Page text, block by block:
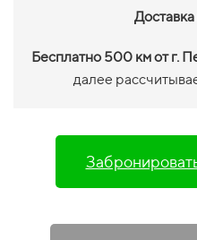
Бесплатно 500 км от г.
далее